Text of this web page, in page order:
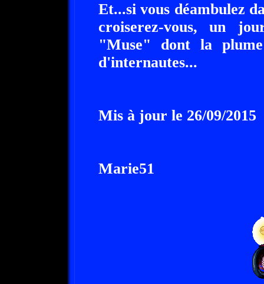
Et...si vous déambulez
croiserez-vous, un
"Muse" dont la
d'internautes...
Mis à jour le 26/09/2015
Marie51